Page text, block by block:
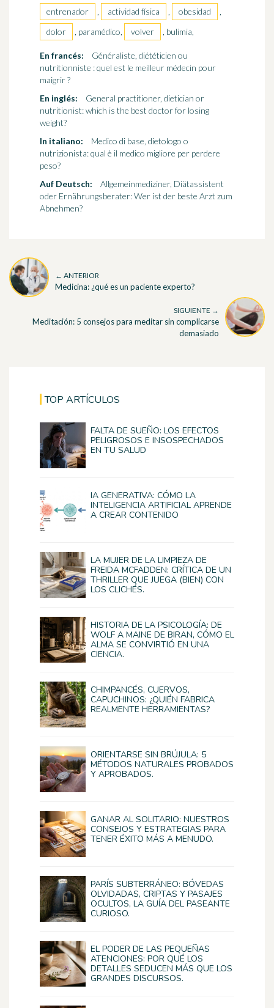
entrenador
, actividad física , obesidad
,
dolor
, paramédico, volver , bulimia,
En francés:
Généraliste, diététicien ou
nutritionniste : quel est le meilleur médecin pour
maigrir ?
En inglés:
General practitioner, dietician or
nutritionist: which is the best doctor for losing
weight?
In italiano:
Medico di base, dietologo o
nutrizionista: qual è il medico migliore per perdere
peso?
Auf Deutsch:
Allgemeinmediziner, Diätassistent
oder Ernährungsberater: Wer ist der beste Arzt zum
Abnehmen?
← ANTERIOR
Medicina: ¿qué es un paciente experto?
SIGUIENTE →
Meditación: 5 consejos para meditar sin complicarse
demasiado
TOP ARTÍCULOS
FALTA DE SUEÑO: LOS EFECTOS
PELIGROSOS E INSOSPECHADOS
EN TU SALUD
IA GENERATIVA: CÓMO LA
INTELIGENCIA ARTIFICIAL APRENDE
A CREAR CONTENIDO
LA MUJER DE LA LIMPIEZA DE
FREIDA MCFADDEN: CRÍTICA DE UN
THRILLER QUE JUEGA (BIEN) CON
LOS CLICHÉS.
HISTORIA DE LA PSICOLOGÍA: DE
WOLF A MAINE DE BIRAN, CÓMO EL
ALMA SE CONVIRTIÓ EN UNA
CIENCIA.
CHIMPANCÉS, CUERVOS,
CAPUCHINOS: ¿QUIÉN FABRICA
REALMENTE HERRAMIENTAS?
ORIENTARSE SIN BRÚJULA: 5
MÉTODOS NATURALES PROBADOS
Y APROBADOS.
GANAR AL SOLITARIO: NUESTROS
CONSEJOS Y ESTRATEGIAS PARA
TENER ÉXITO MÁS A MENUDO.
PARÍS SUBTERRÁNEO: BÓVEDAS
OLVIDADAS, CRIPTAS Y PASAJES
OCULTOS, LA GUÍA DEL PASEANTE
CURIOSO.
EL PODER DE LAS PEQUEÑAS
ATENCIONES: POR QUÉ LOS
DETALLES SEDUCEN MÁS QUE LOS
GRANDES DISCURSOS.